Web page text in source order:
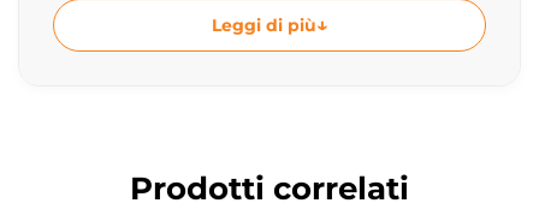
architettonico leggero e contemporaneo.
visibili e si distingue per la sua struttura
senza profili a vista, che dona un aspetto
Leggi di più
Prodotti correlati